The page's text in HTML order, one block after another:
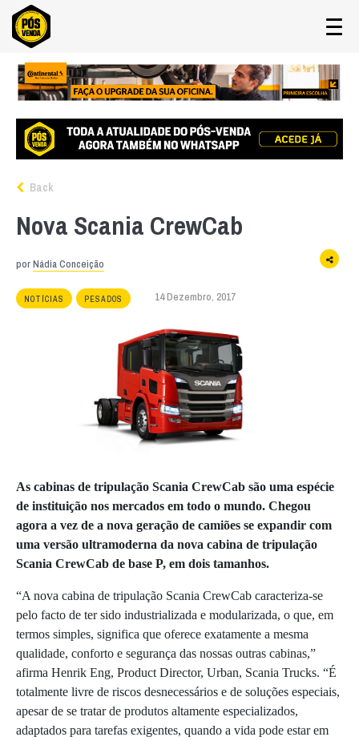
Back
Nova Scania CrewCab
porNádia Conceição
NOTÍCIAS PESADOS 14 Dezembro, 2017
As cabinas de tripulação Scania CrewCab são uma espécie
de instituição nos mercados em todo o mundo. Chegou
agora a vez de a nova geração de camiões se expandir com
uma versão ultramoderna da nova cabina de tripulação
Scania CrewCab de base P, em dois tamanhos.
“A nova cabina de tripulação Scania CrewCab caracteriza-se
pelo facto de ter sido industrializada e modularizada, o que, em
termos simples, significa que oferece exatamente a mesma
qualidade, conforto e segurança das nossas outras cabinas,”
afirma Henrik Eng, Product Director, Urban, Scania Trucks. “É
totalmente livre de riscos desnecessários e de soluções especiais,
apesar de se tratar de produtos altamente especializados,
adaptados para tarefas exigentes, quando a vida pode estar em